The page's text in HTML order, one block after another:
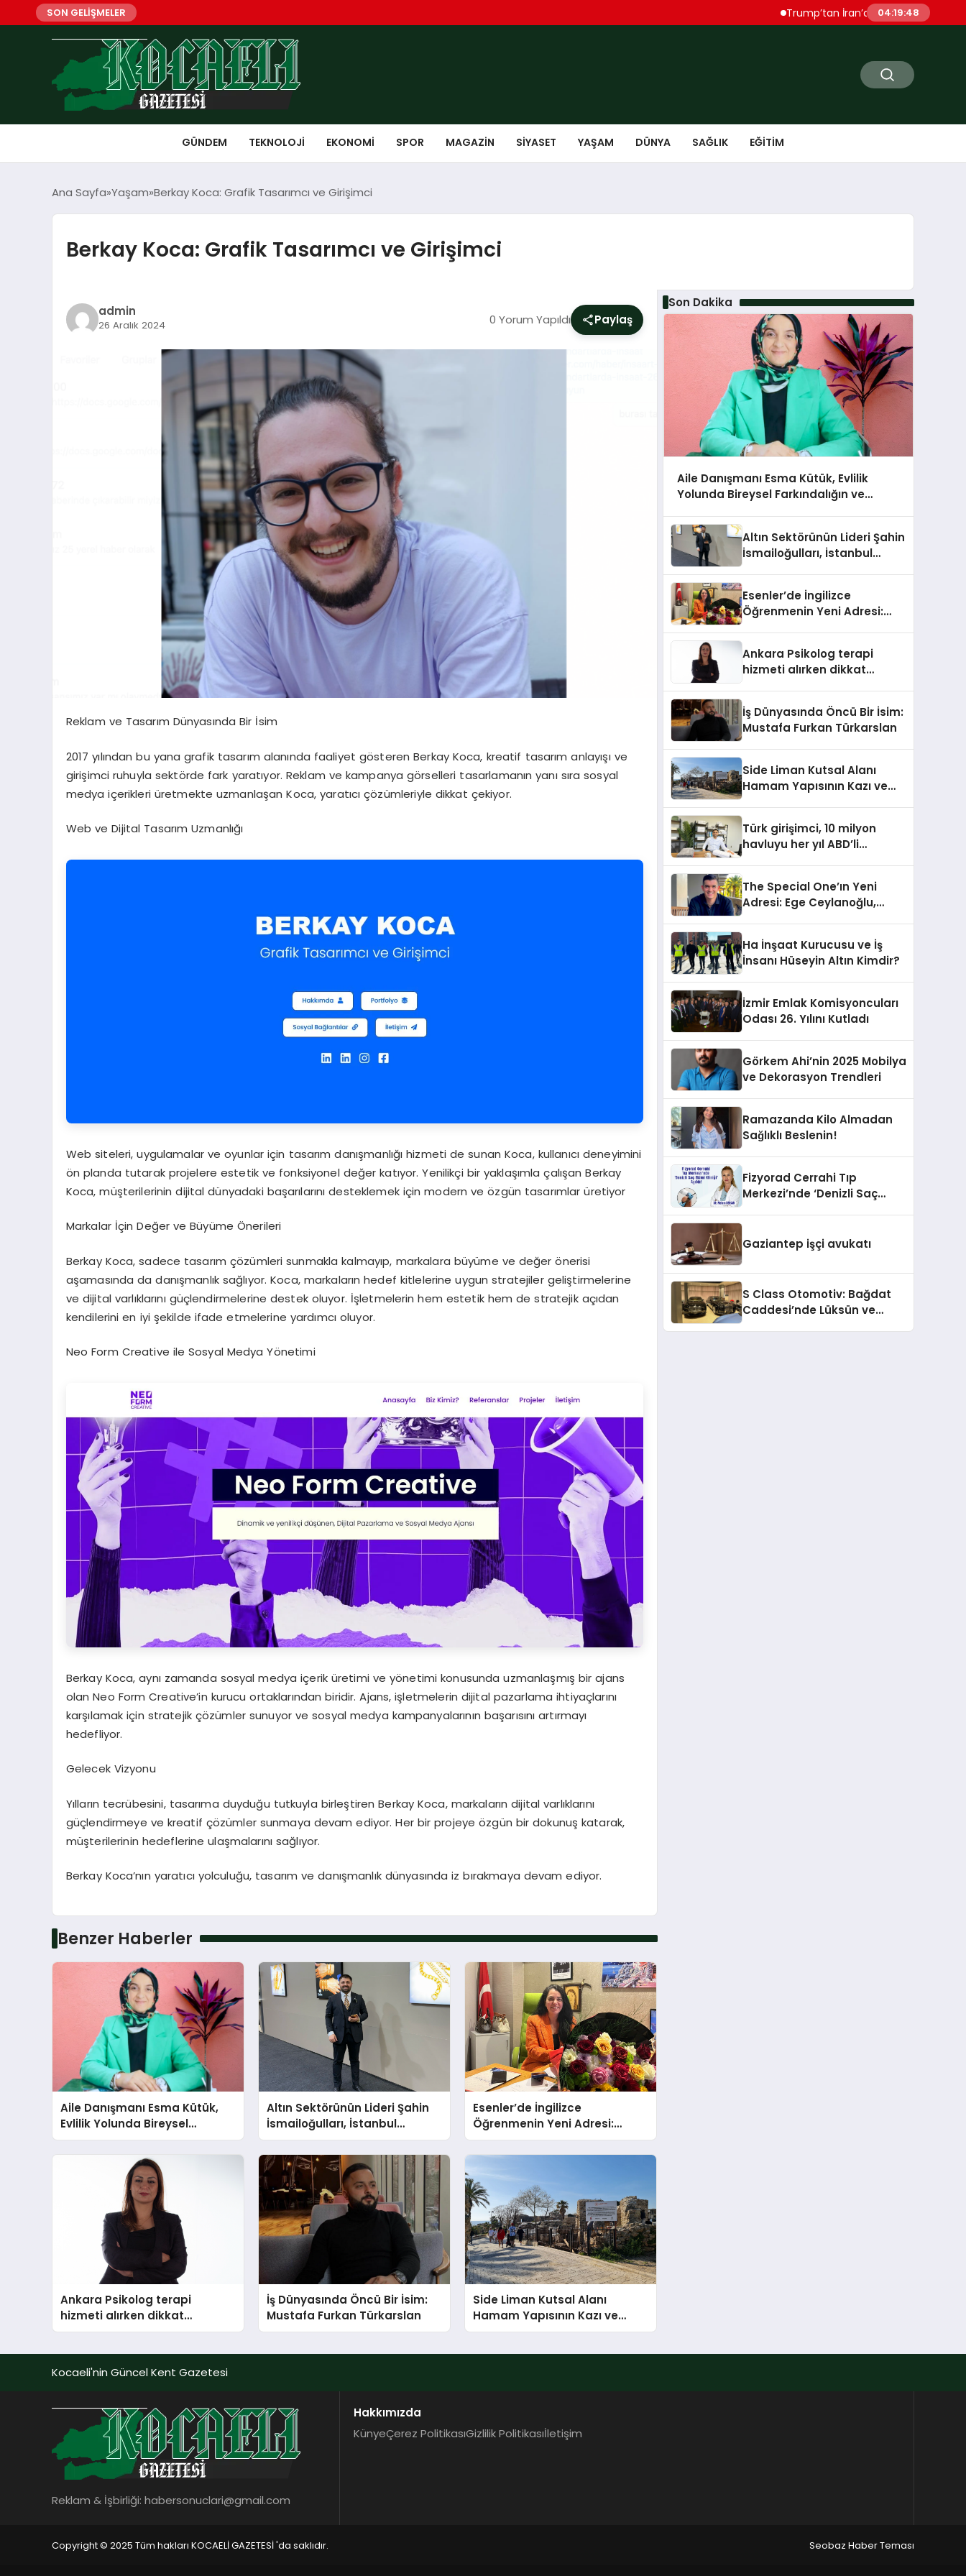
SON GELİŞMELER Trump’tan İran’a Sert Uyarı “Çok Ağır
04:19:49
GÜNDEM TEKNOLOJI EKONOMI SPOR MAGAZIN SIYASET YAŞAM DÜNYA SAĞLIK EĞITIM
Ana Sayfa Yaşam Berkay Koca: Grafik Tasarımcı ve Girişimci
Berkay Koca: Grafik Tasarımcı ve Girişimci
admin
26 Aralık 2024 0 Yorum Yapıldı Paylaş
Reklam ve Tasarım Dünyasında Bir İsim
2017 yılından bu yana grafik tasarım alanında faaliyet gösteren Berkay Koca, kreatif tasarım anlayışı ve
girişimci ruhuyla sektörde fark yaratıyor. Reklam ve kampanya görselleri tasarlamanın yanı sıra sosyal
medya içerikleri üretmekte uzmanlaşan Koca, yaratıcı çözümleriyle dikkat çekiyor.
Web ve Dijital Tasarım Uzmanlığı
Web siteleri, uygulamalar ve oyunlar için tasarım danışmanlığı hizmeti de sunan Koca, kullanıcı deneyimini
ön planda tutarak projelere estetik ve fonksiyonel değer katıyor. Yenilikçi bir yaklaşımla çalışan Berkay
Koca, müşterilerinin dijital dünyadaki başarılarını desteklemek için modern ve özgün tasarımlar üretiyor
Markalar İçin Değer ve Büyüme Önerileri
Berkay Koca, sadece tasarım çözümleri sunmakla kalmayıp, markalara büyüme ve değer önerisi
aşamasında da danışmanlık sağlıyor. Koca, markaların hedef kitlelerine uygun stratejiler geliştirmelerine
ve dijital varlıklarını güçlendirmelerine destek oluyor. İşletmelerin hem estetik hem de stratejik açıdan
kendilerini en iyi şekilde ifade etmelerine yardımcı oluyor.
Neo Form Creative ile Sosyal Medya Yönetimi
Berkay Koca, aynı zamanda sosyal medya içerik üretimi ve yönetimi konusunda uzmanlaşmış bir ajans
olan Neo Form Creative’in kurucu ortaklarından biridir. Ajans, işletmelerin dijital pazarlama ihtiyaçlarını
karşılamak için stratejik çözümler sunuyor ve sosyal medya kampanyalarının başarısını artırmayı
hedefliyor.
Gelecek Vizyonu
Yılların tecrübesini, tasarıma duyduğu tutkuyla birleştiren Berkay Koca, markaların dijital varlıklarını
güçlendirmeye ve kreatif çözümler sunmaya devam ediyor. Her bir projeye özgün bir dokunuş katarak,
müşterilerinin hedeflerine ulaşmalarını sağlıyor.
Berkay Koca’nın yaratıcı yolculuğu, tasarım ve danışmanlık dünyasında iz bırakmaya devam ediyor.
Benzer Haberler
Aile Danışmanı Esma Kütük,
Evlilik Yolunda Bireysel
Farkındalığın ve Sınırların
Gücünü Anlatıyor
Altın Sektörünün Lideri Şahin
İsmailoğulları, İstanbul
Mücevher Fuarı’nda Parladı ￼
Esenler’de İngilizce
Öğrenmenin Yeni Adresi:
Büyük Açılış Fırsatıyla %20
İndirim!
Ankara Psikolog terapi
hizmeti alırken dikkat
edilecek hususlar
İş Dünyasında Öncü Bir İsim:
Mustafa Furkan Türkarslan
Side Liman Kutsal Alanı
Hamam Yapısının Kazı ve
Onarımı Selectum
Son Dakika
Aile Danışmanı Esma Kütük, Evlilik
Yolunda Bireysel Farkındalığın ve
Altın Sektörünün Lideri Şahin
İsmailoğulları, İstanbul
Esenler’de İngilizce
Öğrenmenin Yeni Adresi:
Ankara Psikolog terapi
hizmeti alırken dikkat
İş Dünyasında Öncü Bir İsim:
Mustafa Furkan Türkarslan
Side Liman Kutsal Alanı
Hamam Yapısının Kazı ve
Katkılarıyla Tamamlandı
Türk girişimci, 10 milyon
havluyu her yıl ABD’li
The Special One’ın Yeni
Adresi: Ege Ceylanoğlu,
Geldi!
Ha İnşaat Kurucusu ve İş
İnsanı Hüseyin Altın Kimdir?
İzmir Emlak Komisyoncuları
Odası 26. Yılını Kutladı
Görkem Ahi’nin 2025 Mobilya
ve Dekorasyon Trendleri
Ramazanda Kilo Almadan
Sağlıklı Beslenin!
Fizyorad Cerrahi Tıp
Merkezi’nde ‘Denizli Saç
Gaziantep işçi avukatı
S Class Otomotiv: Bağdat
Caddesi’nde Lüksün ve
Kocaeli'nin Güncel Kent Gazetesi
Reklam & İşbirliği: habersonuclari@gmail.com
Hakkımızda
KünyeÇerez PolitikasıGizlilik Politikasıİletişim
Copyright © 2025 Tüm hakları KOCAELİ GAZETESİ 'da saklıdır. Seobaz Haber Teması